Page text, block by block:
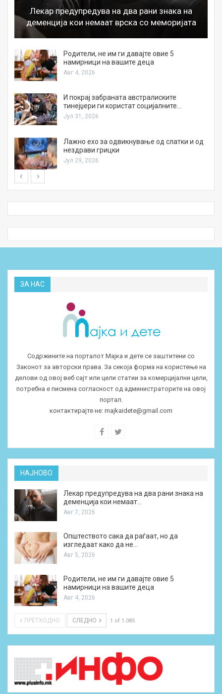
Лекар предупредува на два рани знака на
деменција кои немаат врска со меморијата
Родители, не им ги давајте овие 5
намирници на вашите деца
Авг 4, 2026
И покрај забраната австралиските
тинејџери ги користат социјалните…
Јул 31, 2026
Лажно ехо за одвикнување од слатки и од
нездрави грицки
Јул 29, 2026
ЗА НАС
Содржините на порталот Мајка и дете се заштитени со
Законот за авторски права. За секоја форма на користење на
делови од овој веб сајт или цели статии за комерцијални цели,
потребна е писмена согласност од администраторите на овој
портал.
контактирајте не: majkaidete@gmail.com
НАЈНОВО
Лекар предупредува на два рани знака на
деменција кои немаат…
Авг 7, 2026
Општеството сака да раѓаат, но да
изгледаат како да не…
Авг 5, 2026
Родители, не им ги давајте овие 5
намирници на вашите деца
Авг 4, 2026
ПРЕТХОДНО СЛЕДНО 1 of 1.085